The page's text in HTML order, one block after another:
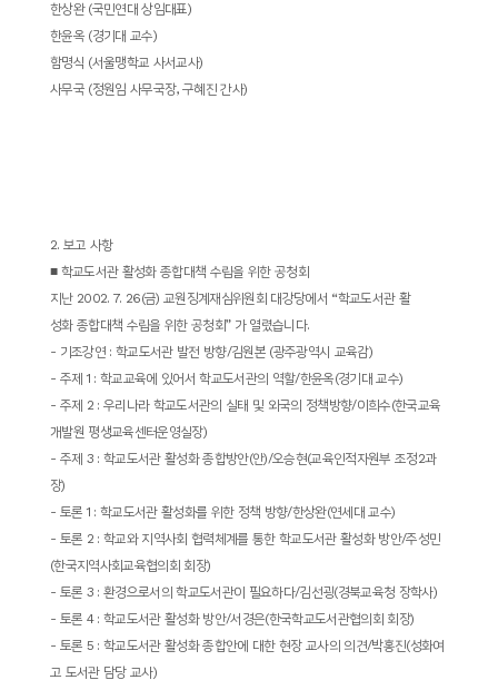
한상완 (국민연대 상임대표)
한윤옥 (경기대 교수)
함명식 (서울맹학교 사서교사)
사무국 (정원임 사무국장,구혜진 간사)
2. 보고 사항
■ 학교도서관 활성화 종합대책 수립을 위한 공청회
지난 2002. 7. 26(금)교원징계재심위원회 대강당에서 “학교도서관 활
성화 종합대책 수립을 위한 공청회” 가 열렸습니다.
- 기조강연 :학교도서관 발전 방향/김원본 (광주광역시 교육감)
- 주제 1 :학교교육에 있어서 학교도서관의 역할/한윤옥(경기대 교수)
- 주제 2 :우리나라 학교도서관의 실태 및 외국의 정책방향/이희수(한국교육
개발원 평생교육센터운영실장)
- 주제 3 :학교도서관 활성화 종합방안(안)/오승현(교육인적자원부 조정2과
장)
- 토론 1 :학교도서관 활성화를 위한 정책 방향/한상완(연세대 교수)
- 토론 2 :학교와 지역사회 협력체계를 통한 학교도서관 활성화 방안/주성민
(한국지역사회교육협의회 회장)
- 토론 3 :환경으로서의 학교도서관이 필요하다/김선굉(경북교육청 장학사)
- 토론 4 :학교도서관 활성화 방안/서경은(한국학교도서관협의회 회장)
- 토론 5 :학교도서관 활성화 종합안에 대한 현장 교사의 의견/박홍진(성화여
고 도서관 담당 교사)